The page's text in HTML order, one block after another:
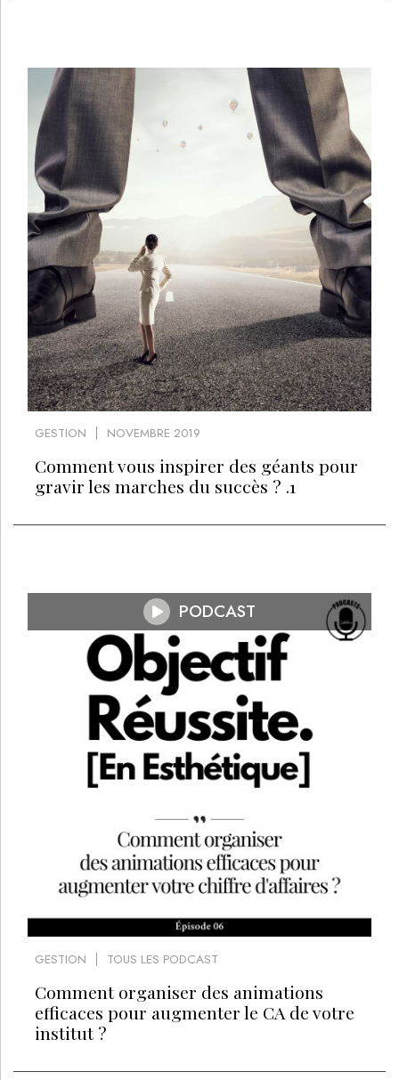
GESTION NOVEMBRE 2019
Comment vous inspirer des géants pour
gravir les marches du succès ? .1
PODCAST
GESTION TOUS LES PODCAST
Comment organiser des animations
efficaces pour augmenter le CA de votre
institut ?